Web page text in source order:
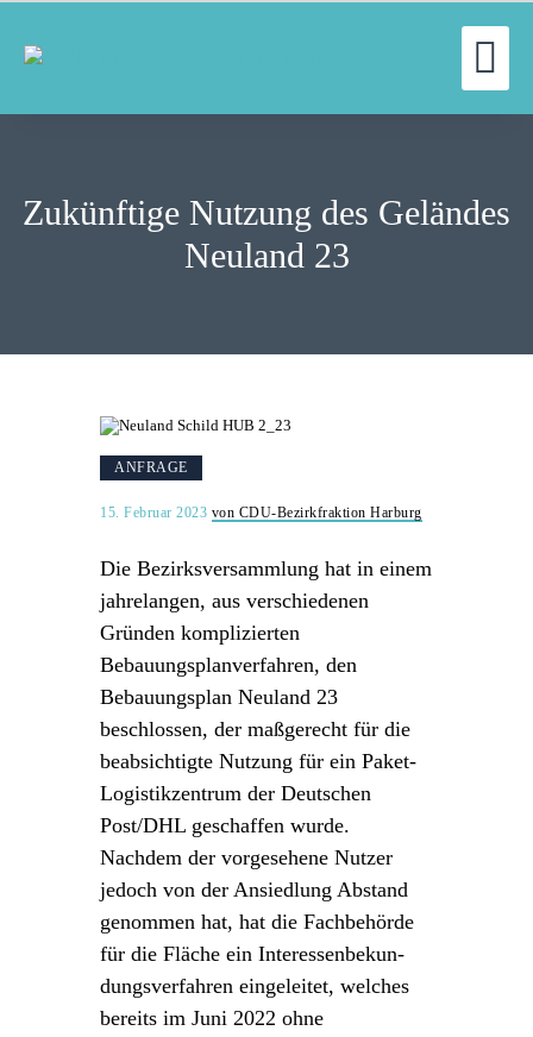
Zukünftige Nutzung des Geländes
Neuland 23
UNSERE ARBEIT
AUSSCHÜSSE
KONTAKT
ANFRAGE
15. Februar 2023 von CDU-Bezirkfraktion Harburg
Die Bezirksversammlung hat in einem
jahrelangen, aus verschiedenen
Gründen komplizierten
Bebauungsplanverfahren, den
Bebauungsplan Neuland 23
beschlossen, der maßgerecht für die
beabsichtigte Nutzung für ein Paket-
Logistikzentrum der Deutschen
Post/DHL geschaffen wurde.
Nachdem der vorgesehene Nutzer
jedoch von der Ansiedlung Abstand
genommen hat, hat die Fachbehörde
für die Fläche ein Interessenbekun-
dungsverfahren eingeleitet, welches
bereits im Juni 2022 ohne